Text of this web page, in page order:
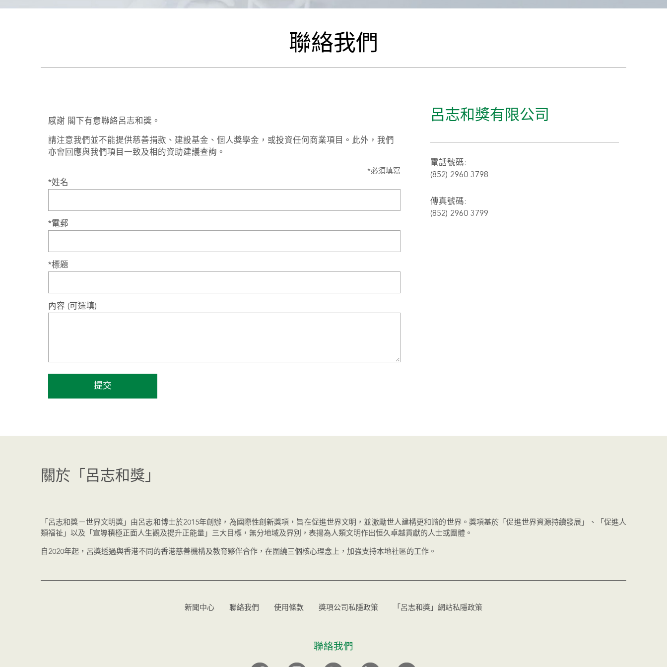
聯絡我們
感謝 閣下有意聯絡呂志和獎。
請注意我們並不能提供慈善捐款、建設基金、個人獎學金，或投資任何商業項目。此外，我們
亦會回應與我們項目一致及相的資助建議查詢。
*必須填寫
*姓名
*電郵
*標題
內容 (可選填)
呂志和獎有限公司
電話號碼:
(852) 2960 3798
傳真號碼:
(852) 2960 3799
關於「呂志和獎」
「呂志和獎－世界文明獎」由呂志和博士於2015年創辦，為國際性創新獎項，旨在促進世界文明，並激勵世人建構更和諧的世界。獎項基於「促進世界資源持續發展」、「促進人
類福祉」以及「宣導積極正面人生觀及提升正能量」三大目標，無分地域及界別，表揚為人類文明作出恒久卓越貢獻的人士或團體。
自2020年起，呂獎透過與香港不同的香港慈善機構及教育夥伴合作，在圍繞三個核心理念上，加強支持本地社區的工作。
新聞中心 聯絡我們 使用條款 獎項公司私隱政策 「呂志和獎」網站私隱政策
聯絡我們